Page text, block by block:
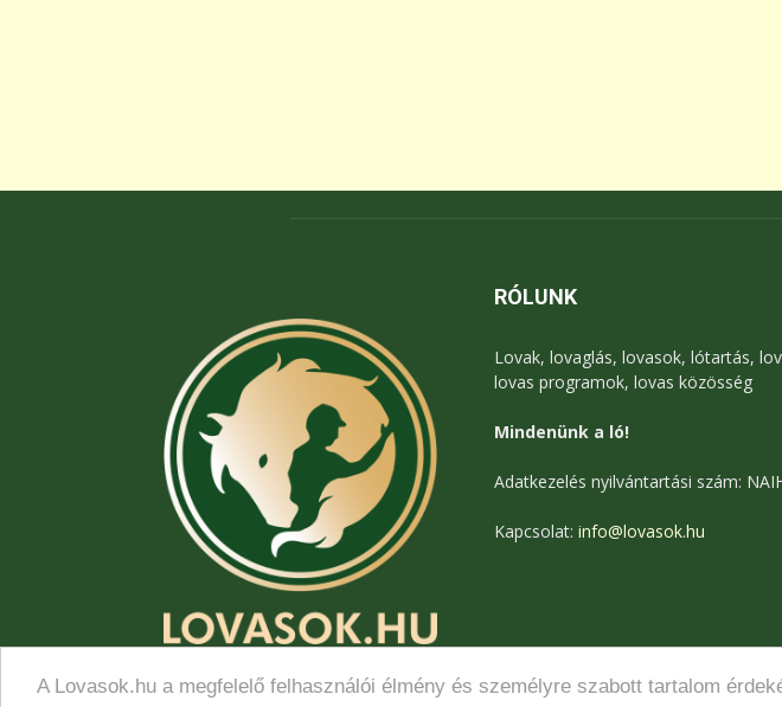
A Lovasok.hu a megfelelő felhasználói élmény és személyre szabott tartalom
RÓLUNK
Lovak, lovaglás, lovasok, lótartás,
lovas programok, lovas közösség
Mindenünk a ló!
Adatkezelés nyilvántartási szám:
Kapcsolat: info@lovasok.hu
Médiaajánlat
© Lovasok.hu